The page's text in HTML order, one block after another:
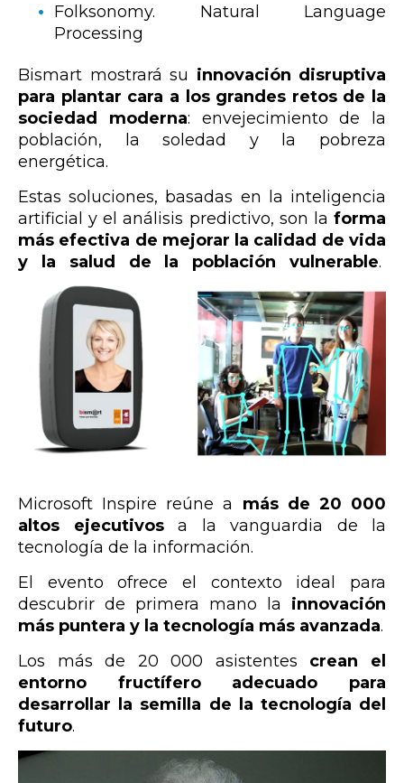
Folksonomy. Natural Language
Processing
Bismart mostrará su innovación disruptiva
para plantar cara a los grandes retos de la
sociedad moderna: envejecimiento de la
población, la soledad y la pobreza
energética.
Estas soluciones, basadas en la inteligencia
artificial y el análisis predictivo, son la forma
más efectiva de mejorar la calidad de vida
y la salud de la población vulnerable.
Microsoft Inspire reúne a más de 20 000
altos ejecutivosa la vanguardia de la
tecnología de la información.
El evento ofrece el contexto ideal para
descubrir de primera mano la innovación
más puntera y la tecnología más avanzada.
Los más de 20 000 asistentes crean el
entorno fructífero adecuado para
desarrollar la semilla de la tecnología del
futuro.